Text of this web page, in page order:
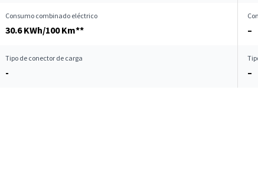
Consumo combinado eléctrico
30.6 KWh/100 Km** –
Tipo de conector de carga
- –